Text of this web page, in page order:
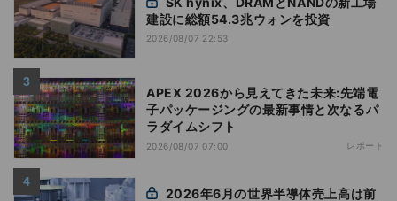
建設に総額54.3兆ウォンを投資
2026/08/07 22:53
APEX 2026から見えてきた未来:先端電
子パッケージングの最新事情と次なるパ
ラダイムシフト
2026/08/07 07:00 レポート